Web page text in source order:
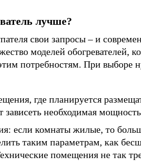
лучше?
свои запросы – и
моделей обогревателей,
потребностям. При выборе
где планируется
зависеть необходимая
если комнаты жилые, то
таким параметрам, как
помещения не так